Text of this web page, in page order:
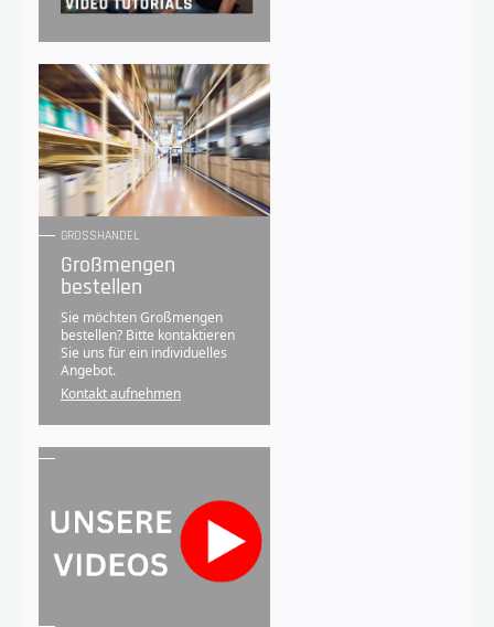
GROSSHANDEL
Großmengen
bestellen
Sie möchten Großmengen
bestellen? Bitte kontaktieren
Sie uns für ein individuelles
Angebot.
Kontakt aufnehmen